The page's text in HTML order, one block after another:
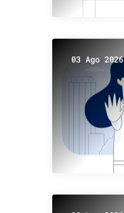
03 Ago 2026